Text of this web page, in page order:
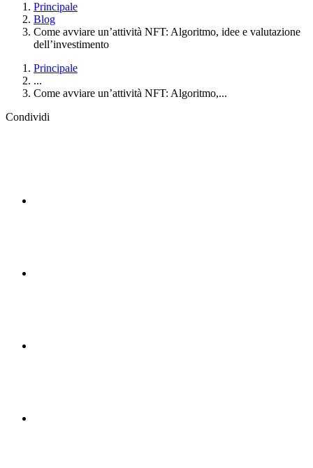
Principale
Blog
Come avviare un’attività NFT: Algoritmo, idee e valutazione
dell’investimento
Principale
...
Come avviare un’attività NFT: Algoritmo,...
Condividi